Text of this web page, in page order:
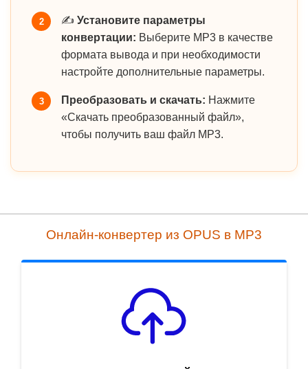
2 ✍️ Установите параметры
конвертации: Выберите MP3 в качестве
формата вывода и при необходимости
настройте дополнительные параметры.
3 Преобразовать и скачать: Нажмите
«Скачать преобразованный файл»,
чтобы получить ваш файл MP3.
Онлайн-конвертер из OPUS в MP3